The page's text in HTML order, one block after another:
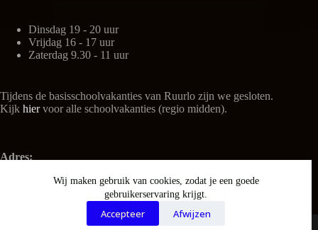
Wij maken gebruik van cookies, zodat je een goede
gebruikerservaring krijgt.
Accepteer Afwijzen
Dinsdag 19 - 20 uur
Vrijdag 16 - 17 uur
Zaterdag 9.30 - 11 uur
Tijdens de basisschoolvakanties van Ruurlo zijn we gesloten.
Kijk hiervoor alle schoolvakanties (regio midden).
Adres:
Nieuwe Weg 3
Tel: 06-25116435 (tijdens openingstijden)
Copyright © 2025 - WordPress thema door Speel-o-theek De